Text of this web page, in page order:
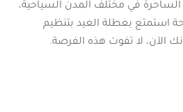
الساحرة في مختلف المدن السياحية،
استمتع بعطلة العيد بتنظيم
الآن، لا تفوت هذه الفرصة.